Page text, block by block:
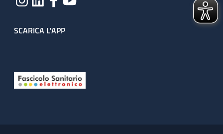
SCARICA L'APP